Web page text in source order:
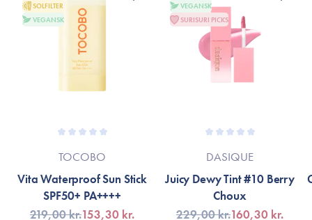
SOLFILTER
VEGANSK
TOCOBO
Vita Waterproof Sun Stick
SPF50+ PA++++
219,00 kr.153,30 kr.
VEGANSK
SURISURI PICKS
DASIQUE
Juicy Dewy Tint #10 Berry
Choux
229,00 kr.160,30 kr.